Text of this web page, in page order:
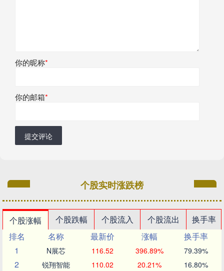
你的昵称*
你的邮箱*
提交评论
个股实时涨跌榜
个股涨幅 个股跌幅 个股流入 个股流出
换手率
排名
名称 最新价 涨幅
换手率
1
N展芯 116.52 396.89% 79.39%
2 锐翔智能 110.02 20.21% 16.80%